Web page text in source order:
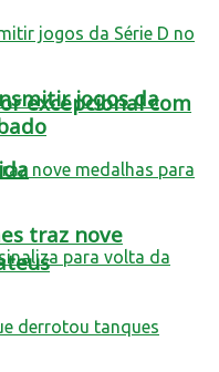
excepcional com
jogos da
traz nove